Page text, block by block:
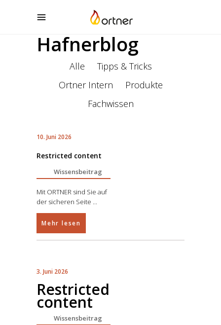
Hafnerblog
Alle
Tipps & Tricks
Ortner Intern
Produkte
Fachwissen
10. Juni 2026
Restricted content
Wissensbeitrag
Mit ORTNER sind Sie auf
der sicheren Seite
Mehr lesen
3. Juni 2026
Restricted
content
Wissensbeitrag